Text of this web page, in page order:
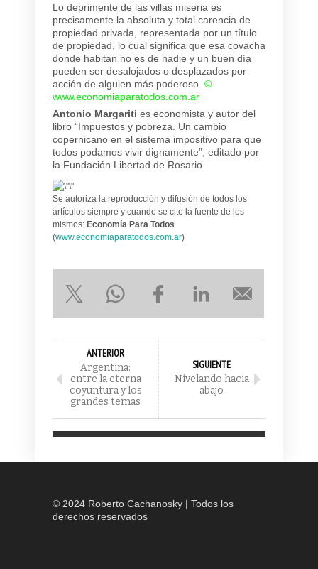
Lo deprimente de las villas miseria es
precisamente la absoluta y total carencia de
propiedad privada, representada por un título
de propiedad, lo cual significa que esa covacha
donde habitan no es de nadie y un buen día
pueden ser desalojados o desplazados por
acción de alguien más poderoso. ©
www.economiaparatodos.com.ar
Antonio Margariti es economista y autor del
libro “Impuestos y pobreza. Un cambio
copernicano en el sistema impositivo para que
todos podamos vivir dignamente”, editado por
la Fundación Libertad de Rosario.
Se autoriza la reproducción y difusión de todos los
artículos siempre y cuando se cite la fuente de los
mismos: Economía Para Todos
(www.economiaparatodos.com.ar)
ANTERIOR
Argentina:
entre la eterna
coyuntura y los
grandes temas
SIGUIENTE
Nivelando hacia
abajo
© 2024 Roberto Cachanosky | Todos los
derechos reservados